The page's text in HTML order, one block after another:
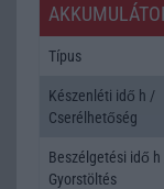
Típus
Készenléti idő h /
Cserélhetőség
Beszélgetési idő
Gyorstöltés